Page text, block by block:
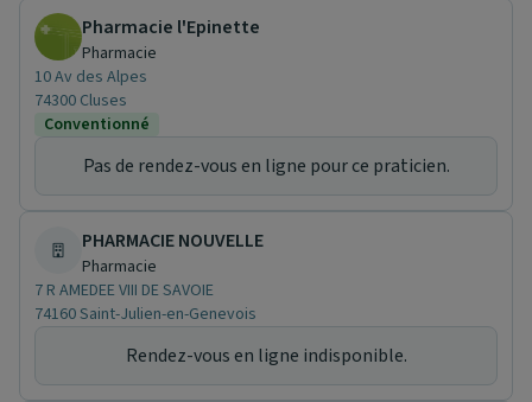
Pharmacie l'Epinette
Pharmacie
10 Av des Alpes
74300 Cluses
Conventionné
Pas de rendez-vous en ligne pour ce praticien.
PHARMACIE NOUVELLE
Pharmacie
7 R AMEDEE VIII DE SAVOIE
74160 Saint-Julien-en-Genevois
Rendez-vous en ligne indisponible.